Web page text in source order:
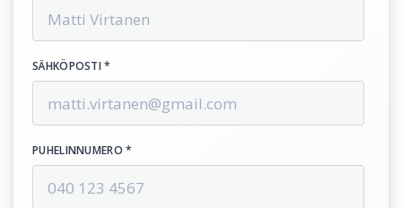
SÄHKÖPOSTI *
PUHELINNUMERO *